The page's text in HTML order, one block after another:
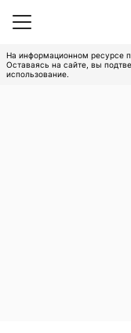
На информационном ресурсе
Оставаясь на сайте, вы
использование.